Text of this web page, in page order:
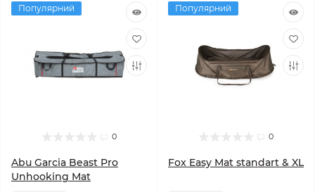
Популярний
0
Abu Garcia Beast Pro
Unhooking Mat
Популярний
0
Fox Easy Mat standart & XL